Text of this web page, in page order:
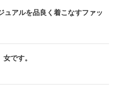
ュアルを品良く着こなすファッ
です。